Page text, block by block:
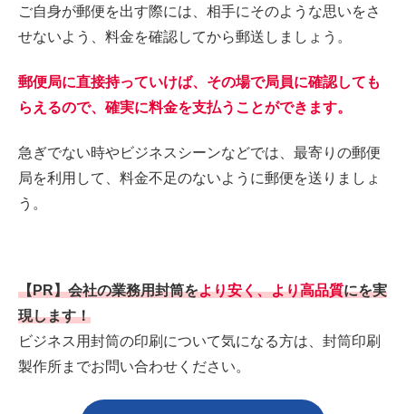
ご自身が郵便を出す際には、相手にそのような思いをさ
せないよう、料金を確認してから郵送しましょう。
郵便局に直接持っていけば、その場で局員に確認しても
らえるので、確実に料金を支払うことができます。
急ぎでない時やビジネスシーンなどでは、最寄りの郵便
局を利用して、料金不足のないように郵便を送りましょ
う。
【PR】会社の業務用封筒をより安く、より高品質にを実
現します！
ビジネス用封筒の印刷について気になる方は、封筒印刷
製作所までお問い合わせください。